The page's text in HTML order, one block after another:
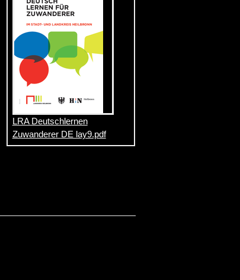
LRA Deutschlernen
Zuwanderer DE lay9.pdf